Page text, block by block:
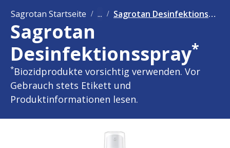
Sagrotan Startseite ... Sagrotan Desinfektionsspray
Sagrotan
Desinfektionsspray*
*Biozidprodukte vorsichtig verwenden. Vor
Gebrauch stets Etikett und
Produktinformationen lesen.